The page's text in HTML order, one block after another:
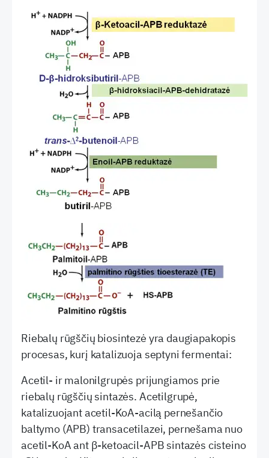
Riebalų rūgščių biosintezė yra daugiapakopis
procesas, kurį katalizuoja septyni fermentai:
Acetil- ir malonilgrupės prijungiamos prie
riebalų rūgščių sintazės. Acetilgrupė,
katalizuojant acetil-KoA-acilą pernešančio
baltymo (APB) transacetilazei, pernešama nuo
acetil-KoA ant β-ketoacil-APB sintazės cisteino